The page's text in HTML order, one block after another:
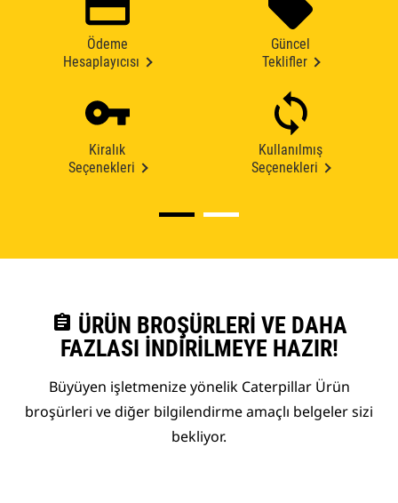
Ödeme
Hesaplayıcısı
Güncel
Teklifler
Kiralık
Seçenekleri
Kullanılmış
Seçenekleri
assignment ÜRÜN BROŞÜRLERI VE DAHA
FAZLASI İNDIRILMEYE HAZIR!
Büyüyen işletmenize yönelik Caterpillar Ürün
broşürleri ve diğer bilgilendirme amaçlı belgeler sizi
bekliyor.